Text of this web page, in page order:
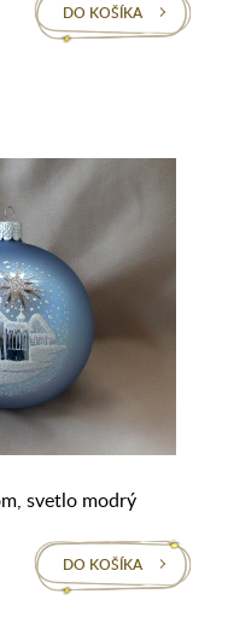
DO KOŠÍKA
svetlo modrý
DO KOŠÍKA